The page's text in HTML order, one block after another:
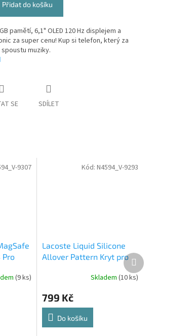
Přidat do košíku
pamětí, 6,1" OLED 120 Hz displejem a
za super cenu! Kup si telefon, který za
muziky.
SE SDÍLET
Pro
(9 ks)
9307
Lacoste Liquid Silicone
Allover Pattern Kryt pro
Skladem (10 ks)
799 Kč
Do košíku
Kód: N4594_V-9293
Další
produkt